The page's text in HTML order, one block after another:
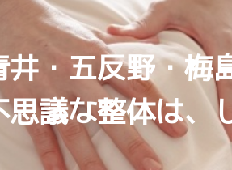
・五反野・梅
議な整体は、